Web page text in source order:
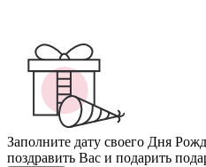
Заполните дату своего Дня
поздравить Вас и подарить